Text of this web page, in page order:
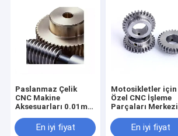
Paslanmaz Çelik
CNC Makine
Aksesuarları 0.01mm
Tekerlek Dişlisi
En iyi fiyat
Motosikletler için
Özel CNC İşleme
Parçaları Merkezi
Dişli
En iyi fiyat